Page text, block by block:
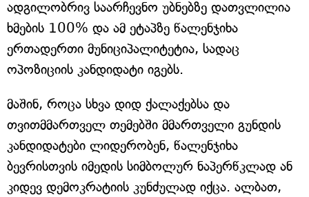
ადგილობრივ საარჩევნო უბნებზე დათვლილია
ხმების 100% და ამ ეტაპზე წალენჯიხა
ერთადერთი მუნიციპალიტეტია, სადაც
ოპოზიციის კანდიდატი იგებს.
მაშინ, როცა სხვა დიდ ქალაქებსა და
თვითმმართველ თემებში მმართველი გუნდის
კანდიდატები ლიდერობენ, წალენჯიხა
ბევრისთვის იმედის სიმბოლურ ნაპერწკლად ან
კიდევ დემოკრატიის კუნძულად იქცა. ალბათ,